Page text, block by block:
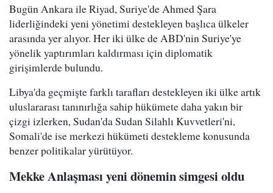
Bugün Ankara ile Riyad, Suriye'de Ahmed Şara
liderliğindeki yeni yönetimi destekleyen başlıca ülkeler
arasında yer alıyor. Her iki ülke de ABD'nin Suriye'ye
yönelik yaptırımları kaldırması için diplomatik
girişimlerde bulundu.
Libya'da geçmişte farklı tarafları destekleyen iki ülke artık
uluslararası tanınırlığa sahip hükümete daha yakın bir
çizgi izlerken, Sudan'da Sudan Silahlı Kuvvetleri'ni,
Somali'de ise merkezi hükümeti destekleme konusunda
benzer politikalar yürütüyor.
Mekke Anlaşması yeni dönemin simgesi oldu